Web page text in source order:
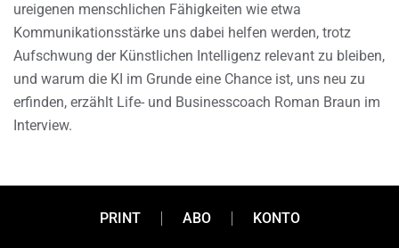
ureigenen menschlichen Fähigkeiten wie etwa
Kommunikationsstärke uns dabei helfen werden, trotz
Aufschwung der Künstlichen Intelligenz relevant zu bleiben,
und warum die KI im Grunde eine Chance ist, uns neu zu
erfinden, erzählt Life- und Businesscoach Roman Braun im
Interview.
PRINT ABO KONTO